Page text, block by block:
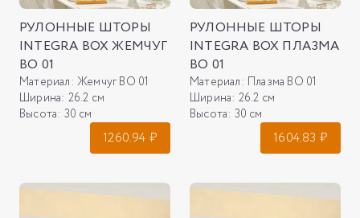
РУЛОННЫЕ ШТОРЫ
INTEGRA BOX ЖЕМЧУГ
ВО 01
Материал: Жемчуг ВО 01
Ширина: 26.2 см
Высота: 30 см
1260.94 ₽
РУЛОННЫЕ ШТОРЫ
INTEGRA BOX ПЛАЗМА
ВО 01
Материал: Плазма ВО 01
Ширина: 26.2 см
Высота: 30 см
1604.83 ₽